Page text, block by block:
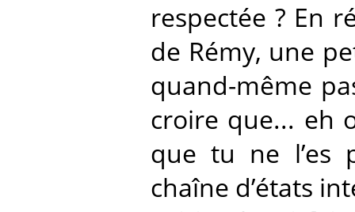
respectée ? En
de Rémy, une
quand-même
croire que... eh
que tu ne l’es
chaîne d’états